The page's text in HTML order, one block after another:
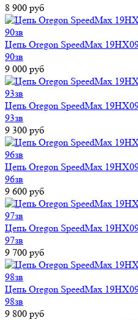
8 900 руб
Цепь Oregon SpeedMax
90зв
9 000 руб
Цепь Oregon SpeedMax
93зв
9 300 руб
Цепь Oregon SpeedMax
96зв
9 600 руб
Цепь Oregon SpeedMax
97зв
9 700 руб
Цепь Oregon SpeedMax
98зв
9 800 руб